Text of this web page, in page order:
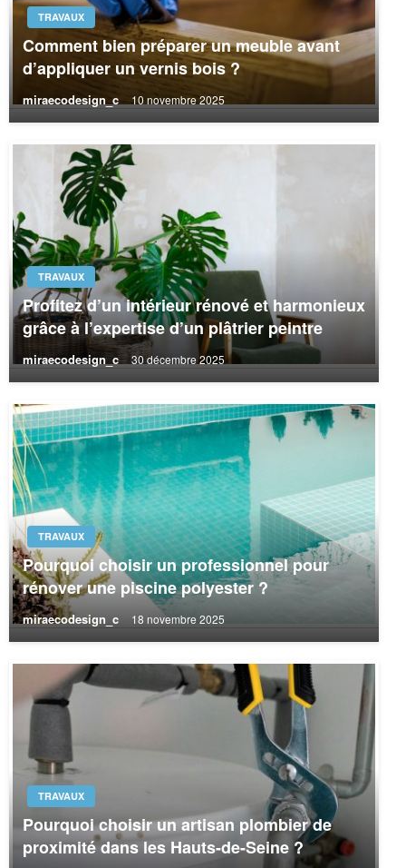
TRAVAUX
Comment bien préparer un meuble avant
d’appliquer un vernis bois ?
miraecodesign_c 10 novembre 2025
TRAVAUX
Profitez d’un intérieur rénové et harmonieux
grâce à l’expertise d’un plâtrier peintre
miraecodesign_c 30 décembre 2025
TRAVAUX
Pourquoi choisir un professionnel pour
rénover une piscine polyester ?
miraecodesign_c 18 novembre 2025
TRAVAUX
Pourquoi choisir un artisan plombier de
proximité dans les Hauts-de-Seine ?